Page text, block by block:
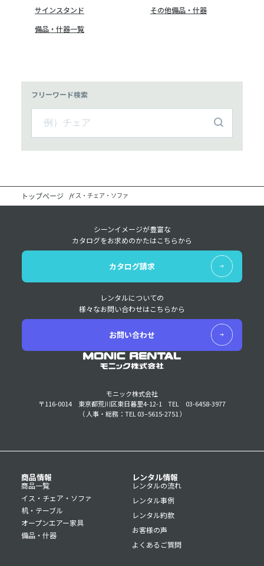
サインスタンド
その他備品・什器
備品・什器一覧
フリーワード検索
トップページ イス・チェア・ソファ
モニック株式会社
〒116-0014 東京都荒川区東日暮里4-12-1
TEL 03-6458-3977
（ 人事・総務：TEL 03–5615-2751 ）
シーンイメージが豊富な
カタログをお求めのかたはこちらから
カタログ請求
レンタルについての
様々なお問い合わせはこちらから
お問い合わせ
商品情報
商品一覧
イス・チェア・ソファ
机・テーブル
オープンエアー家具
備品・什器
レンタル情報
レンタルの流れ
レンタル事例
レンタル約款
お客様の声
よくあるご質問